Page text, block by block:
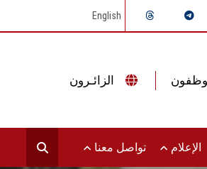
English
الإعلام تواصل معنا